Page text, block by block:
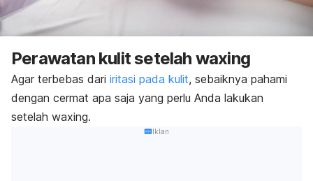
Perawatan kulit setelah waxing
Agar terbebas dari iritasi pada kulit, sebaiknya pahami
dengan cermat apa saja yang perlu Anda lakukan
setelah waxing.
Iklan